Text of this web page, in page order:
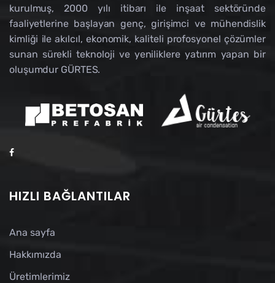
kurulmuş, 2000 yılı itibarı ile inşaat sektöründe
faaliyetlerine başlayan genç, girişimci ve mühendislik
kimliği ile akılcıl, ekonomik, kaliteli profosyonel çözümler
sunan sürekli teknoloji ve yeniliklere yatırım yapan bir
oluşumdur GÜRTES.
HIZLI BAĞLANTILAR
Ana sayfa
Hakkımızda
Üretimlerimiz